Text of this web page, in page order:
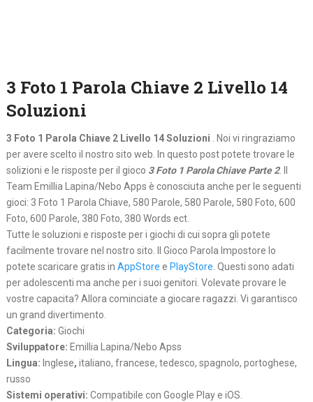
3 Foto 1 Parola Chiave 2 Livello 14
Soluzioni
3 Foto 1 Parola Chiave 2 Livello 14 Soluzioni . Noi vi ringraziamo
per avere scelto il nostro sito web. In questo post potete trovare le
solizioni e le risposte per il gioco 3 Foto 1 Parola Chiave Parte 2. Il
Team Emillia Lapina/Nebo Apps è conosciuta anche per le seguenti
gioci: 3 Foto 1 Parola Chiave, 580 Parole, 580 Parole, 580 Foto, 600
Foto, 600 Parole, 380 Foto, 380 Words ect.
Tutte le soluzioni e risposte per i giochi di cui sopra gli potete
facilmente trovare nel nostro sito. Il Gioco Parola Impostore lo
potete scaricare gratis in AppStore e PlayStore. Questi sono adati
per adolescenti ma anche per i suoi genitori. Volevate provare le
vostre capacita? Allora cominciate a giocare ragazzi. Vi garantisco
un grand divertimento.
Categoria: Giochi
Sviluppatore: Emillia Lapina/Nebo Apss
Lingua: Inglese, italiano, francese, tedesco, spagnolo, portoghese,
russo
Sistemi operativi: Compatibile con Google Play e iOS.